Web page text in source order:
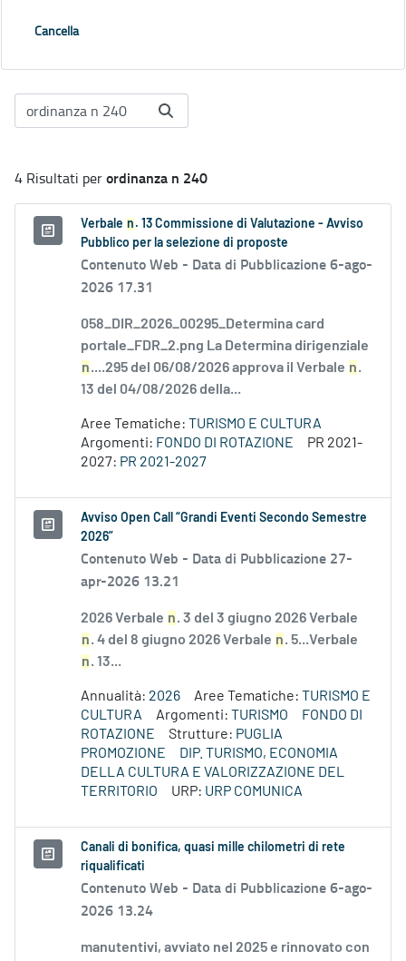
Cancella
4 Risultati perordinanza n 240
Verbale n . 13 Commissione di Valutazione - Avviso
Pubblico per la selezione di proposte
Contenuto Web - Data di Pubblicazione 6-ago-
2026 17.31
058_DIR_2026_00295_Determina card
portale_FDR_2.png La Determina dirigenziale
n....295 del 06/08/2026 approva il Verbale n.
13 del 04/08/2026 della...
Aree Tematiche: TURISMO E CULTURA
Argomenti: FONDO DI ROTAZIONE
PR 2021-
2027: PR 2021-2027
Avviso Open Call “Grandi Eventi Secondo Semestre
2026”
Contenuto Web - Data di Pubblicazione 27-
apr-2026 13.21
2026 Verbale n. 3 del 3 giugno 2026 Verbale
n. 4 del 8 giugno 2026 Verbale n. 5...Verbale
n. 13...
Annualità: 2026 Aree Tematiche: TURISMO E
CULTURA
Argomenti: TURISMO
FONDO DI
ROTAZIONE
Strutture: PUGLIA
PROMOZIONE
DIP. TURISMO, ECONOMIA
DELLA CULTURA E VALORIZZAZIONE DEL
TERRITORIO
URP: URP COMUNICA
Canali di bonifica, quasi mille chilometri di rete
riqualificati
Contenuto Web - Data di Pubblicazione 6-ago-
2026 13.24
manutentivi, avviato nel 2025 e rinnovato con